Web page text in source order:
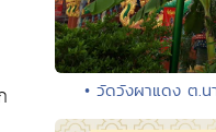
• วัดวังผาแดง ต.